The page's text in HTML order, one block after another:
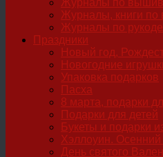
Журналы по
Журналы, книги по
Журналы по
Праздники
Новый год,
Новогодние
Упаковка подарков
Пасха
8 марта, подарки
Подарки для детей
Букеты и подарки
Хэллоуин. Осенний
День святого